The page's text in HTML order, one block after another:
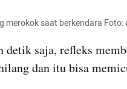
merokok saat berkendara Foto:
detik saja, refleks
dan itu bisa